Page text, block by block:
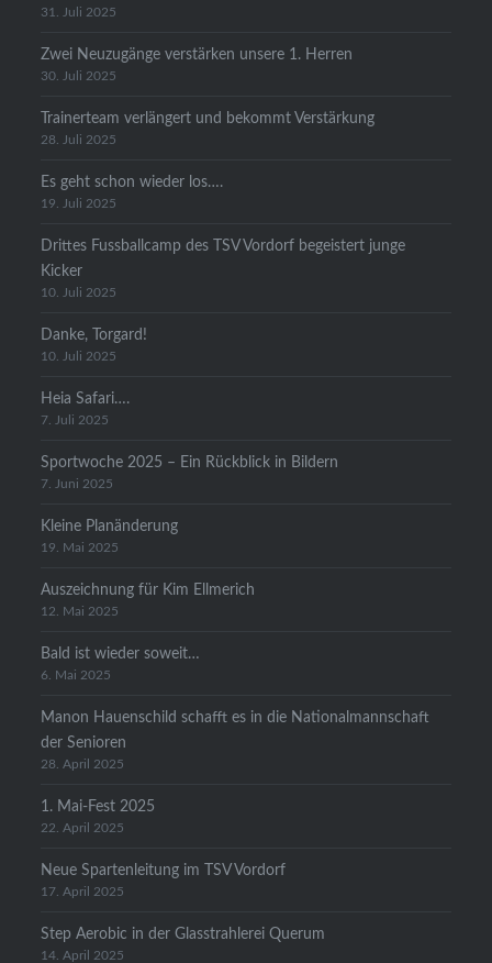
31. Juli 2025
Zwei Neuzugänge verstärken unsere 1. Herren
30. Juli 2025
Trainerteam verlängert und bekommt Verstärkung
28. Juli 2025
Es geht schon wieder los….
19. Juli 2025
Drittes Fussballcamp des TSV Vordorf begeistert junge
Kicker
10. Juli 2025
Danke, Torgard!
10. Juli 2025
Heia Safari….
7. Juli 2025
Sportwoche 2025 – Ein Rückblick in Bildern
7. Juni 2025
Kleine Planänderung
19. Mai 2025
Auszeichnung für Kim Ellmerich
12. Mai 2025
Bald ist wieder soweit…
6. Mai 2025
Manon Hauenschild schafft es in die Nationalmannschaft
der Senioren
28. April 2025
1. Mai-Fest 2025
22. April 2025
Neue Spartenleitung im TSV Vordorf
17. April 2025
Step Aerobic in der Glasstrahlerei Querum
14. April 2025